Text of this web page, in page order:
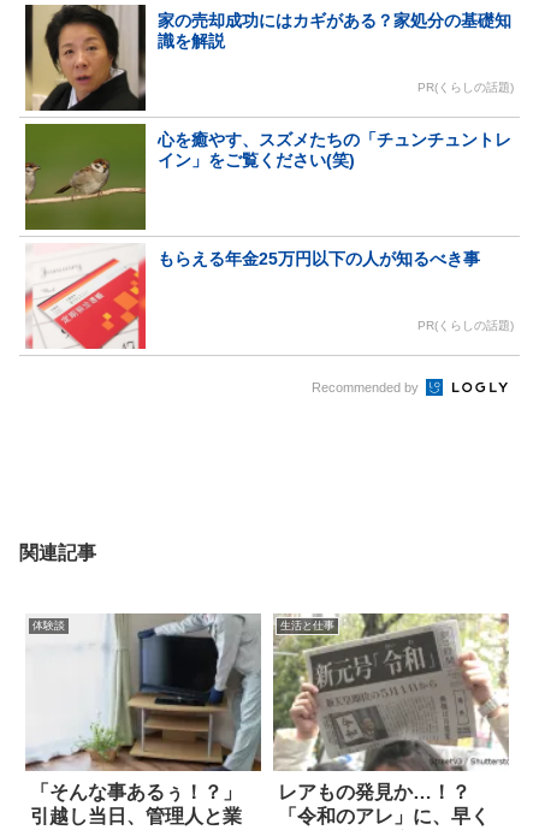
家の売却成功にはカギがある？家処分の基礎知
識を解説
PR(くらしの話題)
心を癒やす、スズメたちの「チュンチュントレ
イン」をご覧ください(笑)
もらえる年金25万円以下の人が知るべき事
PR(くらしの話題)
Recommended by
関連記事
体験談
「そんな事あるぅ！？」
引越し当日、管理人と業
生活と仕事
レアもの発見か…！？
「令和のアレ」に、早く